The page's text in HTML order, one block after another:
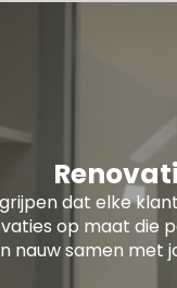
dat elke
op maat die
nauw samen met